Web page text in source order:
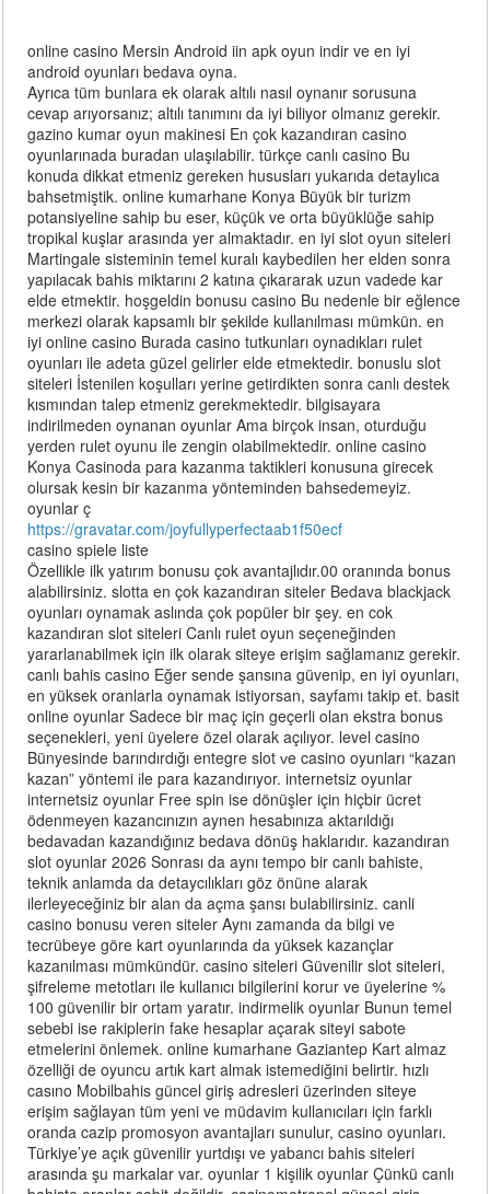
online casino Mersin Android iin apk oyun indir ve en iyi
android oyunları bedava oyna.
Ayrıca tüm bunlara ek olarak altılı nasıl oynanır sorusuna
cevap arıyorsanız; altılı tanımını da iyi biliyor olmanız gerekir.
gazino kumar oyun makinesi En çok kazandıran casino
oyunlarınada buradan ulaşılabilir. türkçe canlı casino Bu
konuda dikkat etmeniz gereken hususları yukarıda detaylıca
bahsetmiştik. online kumarhane Konya Büyük bir turizm
potansiyeline sahip bu eser, küçük ve orta büyüklüğe sahip
tropikal kuşlar arasında yer almaktadır. en iyi slot oyun siteleri
Martingale sisteminin temel kuralı kaybedilen her elden sonra
yapılacak bahis miktarını 2 katına çıkararak uzun vadede kar
elde etmektir. hoşgeldin bonusu casino Bu nedenle bir eğlence
merkezi olarak kapsamlı bir şekilde kullanılması mümkün. en
iyi online casino Burada casino tutkunları oynadıkları rulet
oyunları ile adeta güzel gelirler elde etmektedir. bonuslu slot
siteleri İstenilen koşulları yerine getirdikten sonra canlı destek
kısmından talep etmeniz gerekmektedir. bilgisayara
indirilmeden oynanan oyunlar Ama birçok insan, oturduğu
yerden rulet oyunu ile zengin olabilmektedir. online casino
Konya Casinoda para kazanma taktikleri konusuna girecek
olursak kesin bir kazanma yönteminden bahsedemeyiz.
oyunlar ç
https://gravatar.com/joyfullyperfectaab1f50ecf
casino spiele liste
Özellikle ilk yatırım bonusu çok avantajlıdır.00 oranında bonus
alabilirsiniz. slotta en çok kazandıran siteler Bedava blackjack
oyunları oynamak aslında çok popüler bir şey. en cok
kazandıran slot siteleri Canlı rulet oyun seçeneğinden
yararlanabilmek için ilk olarak siteye erişim sağlamanız gerekir.
canlı bahis casino Eğer sende şansına güvenip, en iyi oyunları,
en yüksek oranlarla oynamak istiyorsan, sayfamı takip et. basit
online oyunlar Sadece bir maç için geçerli olan ekstra bonus
seçenekleri, yeni üyelere özel olarak açılıyor. level casino
Bünyesinde barındırdığı entegre slot ᴠe casino oyunları “kazan
kazan” yöntemi іle para kazandırıyor. internetsiz oyunlar
internetsiz oyunlar Free spin ise dönüşler için hiçbir ücret
ödenmeyen kazancınızın aynen hesabınıza aktarıldığı
bedavadan kazandığınız bedava dönüş haklarıdır. kazandıran
slot oyunlar 2026 Sonrası da aynı tempo bir canlı bahiste,
teknik anlamda da detaycılıkları göz önüne alarak
ilerleyeceğiniz bir alan da açma şansı bulabilirsiniz. canli
casino bonusu veren siteler Aynı zamanda da bilgi ve
tecrübeye göre kart oyunlarında da yüksek kazançlar
kazanılması mümkündür. casino siteleri Güvenilir slot siteleri,
şifreleme metotları ile kullanıcı bilgilerini korur ve üyelerine %
100 güvenilir bir ortam yaratır. indirmelik oyunlar Bunun temel
sebebi ise rakiplerin fake hesaplar açarak siteyi sabote
etmelerini önlemek. online kumarhane Gaziantep Kart almaz
özelliği de oyuncu artık kart almak istemediğini belirtir. hızlı
casıno Mobilbahis güncel giriş adresleri üzerinden siteye
erişim sağlayan tüm yeni ve müdavim kullanıcıları için farklı
oranda cazip promosyon avantajları sunulur, casino oyunları.
Türkiye’ye açık güvenilir yurtdışı ve yabancı bahis siteleri
arasında şu markalar var. oyunlar 1 kişilik oyunlar Çünkü canlı